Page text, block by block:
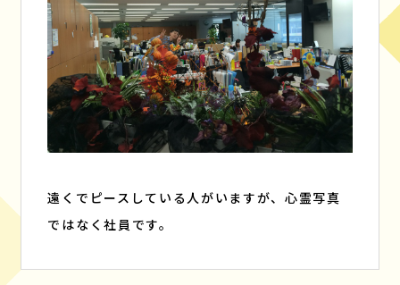
遠くでピースしている人がいますが、心霊写真
ではなく社員です。